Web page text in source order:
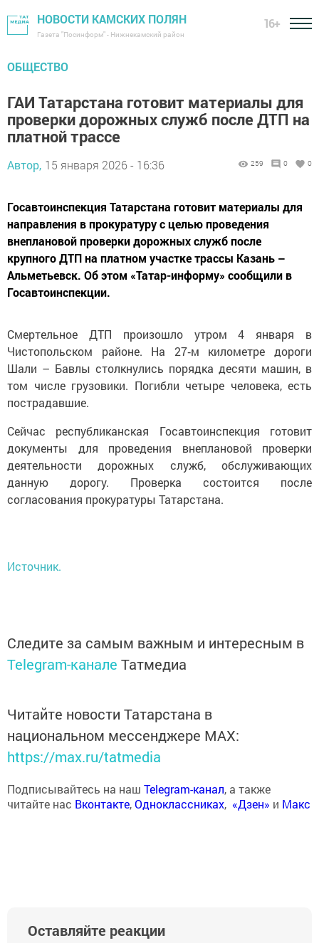
НОВОСТИ КАМСКИХ ПОЛЯН
Газета "Посинформ" - Нижнекамский район
16+
ОБЩЕСТВО
ГАИ Татарстана готовит материалы для
проверки дорожных служб после ДТП на
платной трассе
Автор, 15 января 2026 - 16:36 259 0 0
Госавтоинспекция Татарстана готовит материалы для
направления в прокуратуру с целью проведения
внеплановой проверки дорожных служб после
крупного ДТП на платном участке трассы Казань –
Альметьевск. Об этом «Татар-информу» сообщили в
Госавтоинспекции.
Смертельное ДТП произошло утром 4 января в
Чистопольском районе. На 27‑м километре дороги
Шали – Бавлы столкнулись порядка десяти машин, в
том числе грузовики. Погибли четыре человека, есть
пострадавшие.
Сейчас республиканская Госавтоинспекция готовит
документы для проведения внеплановой проверки
деятельности дорожных служб, обслуживающих
данную дорогу. Проверка состоится после
согласования прокуратуры Татарстана.
Источник.
Следите за самым важным и интересным в
Telegram-канале Татмедиа
Читайте новости Татарстана в
национальном мессенджере MАХ:
https://max.ru/tatmedia
Подписывайтесь на наш Telegram-канал, а также
читайте нас Вконтакте,Одноклассниках, «Дзен» и Макс
Оставляйте реакции